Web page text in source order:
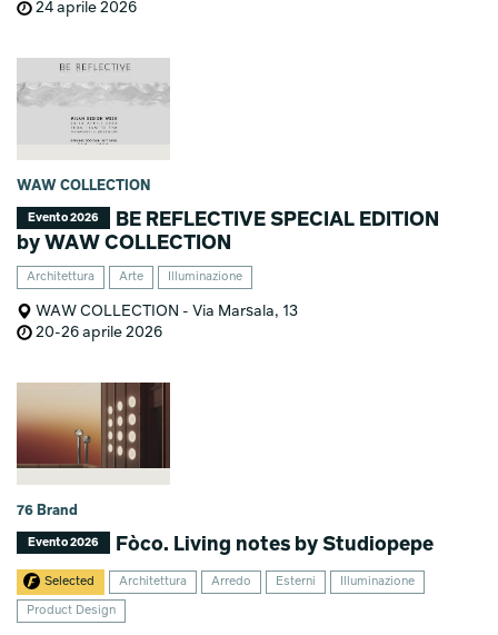
24 aprile 2026
WAW COLLECTION
Evento 2026
BE REFLECTIVE SPECIAL EDITION
by WAW COLLECTION
Architettura Arte Illuminazione
WAW COLLECTION - Via Marsala, 13
20-26 aprile 2026
76 Brand
Evento 2026 Fòco. Living notes by Studiopepe
Selected Architettura Arredo Esterni Illuminazione
Product Design